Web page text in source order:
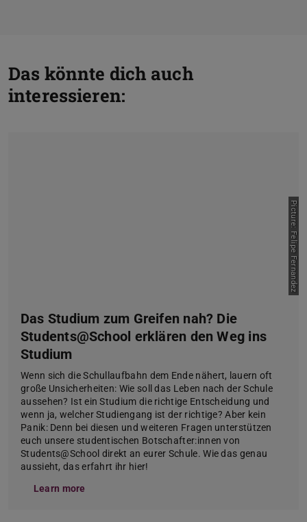
Das könnte dich auch
interessieren:
Picture: Felipe Fernandez
Das Studium zum Greifen nah? Die
Students@School erklären den Weg ins
Studium
Wenn sich die Schullaufbahn dem Ende nähert, lauern oft
große Unsicherheiten: Wie soll das Leben nach der Schule
aussehen? Ist ein Studium die richtige Entscheidung und
wenn ja, welcher Studiengang ist der richtige? Aber kein
Panik: Denn bei diesen und weiteren Fragen unterstützen
euch unsere studentischen Botschafter:innen von
Students@School direkt an eurer Schule. Wie das genau
aussieht, das erfahrt ihr hier!
Learn more